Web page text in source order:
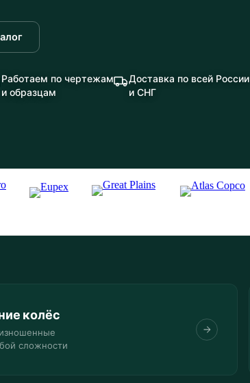
Работаем по чертежам
и образцам
Доставка по всей России
и СНГ
колёс
сложности